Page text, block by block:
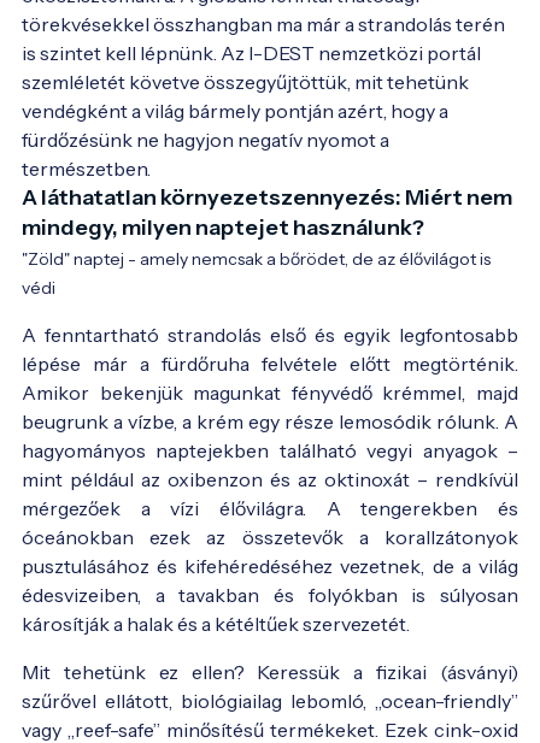
törekvésekkel összhangban ma már a strandolás terén
is szintet kell lépnünk. Az I-DEST nemzetközi portál
szemléletét követve összegyűjtöttük, mit tehetünk
vendégként a világ bármely pontján azért, hogy a
fürdőzésünk ne hagyjon negatív nyomot a
természetben.
A láthatatlan környezetszennyezés: Miért nem
mindegy, milyen naptejet használunk?
"Zöld" naptej - amely nemcsak a bőrödet, de az élővilágot is
védi
A fenntartható strandolás első és egyik legfontosabb
lépése már a fürdőruha felvétele előtt megtörténik.
Amikor bekenjük magunkat fényvédő krémmel, majd
beugrunk a vízbe, a krém egy része lemosódik rólunk. A
hagyományos naptejekben található vegyi anyagok –
mint például az oxibenzon és az oktinoxát – rendkívül
mérgezőek a vízi élővilágra. A tengerekben és
óceánokban ezek az összetevők a korallzátonyok
pusztulásához és kifehéredéséhez vezetnek, de a világ
édesvizeiben, a tavakban és folyókban is súlyosan
károsítják a halak és a kétéltűek szervezetét.
Mit tehetünk ez ellen? Keressük a fizikai (ásványi)
szűrővel ellátott, biológiailag lebomló, „ocean-friendly”
vagy „reef-safe” minősítésű termékeket. Ezek cink-oxid